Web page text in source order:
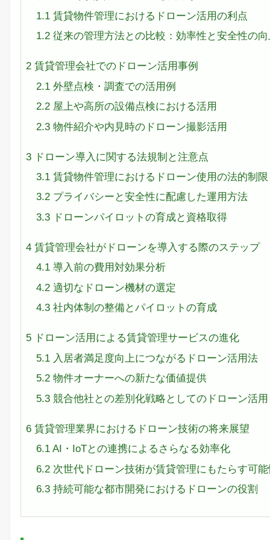
1.1賃貸物件管理におけるドローン活用の利点
1.2従来の管理方法との比較：効率性と安全性の向
2賃貸管理会社でのドローン活用事例
2.1外壁点検・調査での活用例
2.2屋上や高所の設備点検における活用
2.3物件紹介や内見時のドローン撮影活用
3ドローン導入に関する法規制と注意点
3.1賃貸物件管理におけるドローン使用の法的制限
3.2プライバシーと安全性に配慮した運用方法
3.3ドローンパイロットの育成と資格取得
4賃貸管理会社がドローンを導入する際のステップ
4.1導入前の費用対効果分析
4.2適切なドローン機材の選定
4.3社内体制の整備とパイロットの育成
5ドローン活用による賃貸管理サービスの進化
5.1入居者満足度向上につながるドローン活用法
5.2物件オーナーへの新たな価値提供
5.3競合他社との差別化戦略としてのドローン活用
6賃貸管理業界におけるドローン技術の将来展望
6.1AI・IoTとの連携によるさらなる効率化
6.2次世代ドローン技術が賃貸管理にもたらす可能
6.3持続可能な都市開発におけるドローンの役割